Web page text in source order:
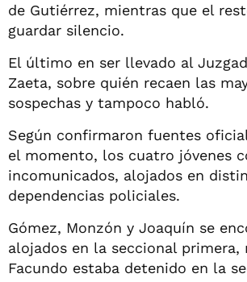
de Gutiérrez, mientras que el
guardar silencio.
El último en ser llevado al
Zaeta, sobre quién recaen las
sospechas y tampoco habló.
Según confirmaron fuentes
el momento, los cuatro jóvenes
incomunicados, alojados en
dependencias policiales.
Gómez, Monzón y Joaquín se
alojados en la seccional primera,
Facundo estaba detenido en la